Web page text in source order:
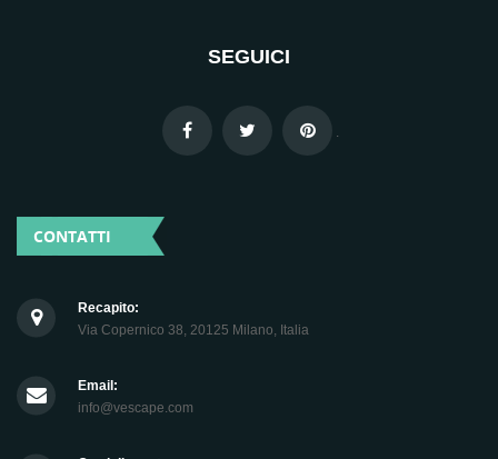
SEGUICI
CONTATTI
Recapito:
Via Copernico 38, 20125 Milano, Italia
Email:
info@vescape.com